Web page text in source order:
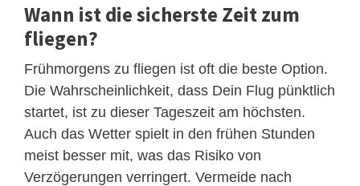
Wann ist die sicherste Zeit zum
fliegen?
Frühmorgens zu fliegen ist oft die beste Option.
Die Wahrscheinlichkeit, dass Dein Flug pünktlich
startet, ist zu dieser Tageszeit am höchsten.
Auch das Wetter spielt in den frühen Stunden
meist besser mit, was das Risiko von
Verzögerungen verringert. Vermeide nach